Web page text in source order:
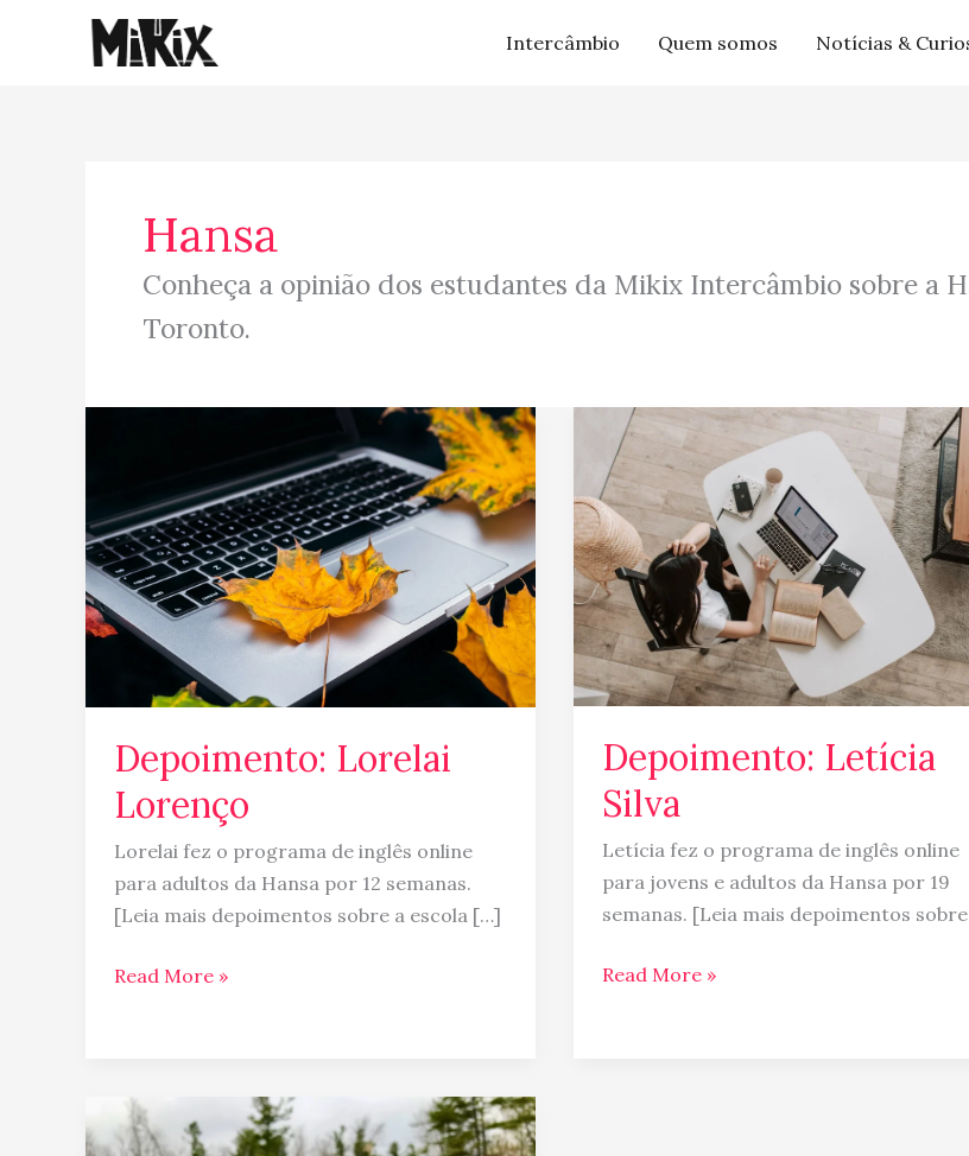
Intercâmbio Quem somos Notícias &
Hansa
Conheça a opinião dos estudantes da Mikix Intercâmbio sobre a
Toronto.
Depoimento: Lorelai
Lorenço
Lorelai fez o programa de inglês online
para adultos da Hansa por 12 semanas.
[Leia mais depoimentos sobre a escola […]
Lorenço
Read More »
Depoimento: Letícia
Silva
Letícia fez o programa de inglês online
para jovens e adultos da Hansa por 19
semanas. [Leia mais depoimentos sobre
Depoimento:
Letícia
Silva
Read More »
Depoimento:
Helys